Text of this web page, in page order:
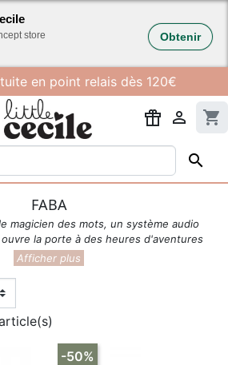
store
Obtenir
en point relais dès 120€
 shopping_cart

FABA
magicien des mots, un système audio
la porte à des heures d'aventures
les enfants de 0 à 7 ans.
être à la fois pratique, robuste et très
les petits dans leur exploration du
et l'imaginaire. Un compagnon idéal,
parcours d'apprentissage tout en
curiosité et leur sensibilité.
-50%